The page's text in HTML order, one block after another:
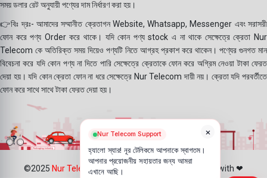
সময় ডলার রেট অনুযায়ী পণ্যের দাম নির্ধারণ করা হয়।
👉বিঃ দ্রঃ- আমাদের সম্মানীত ক্রেতাগন Website, Whatsapp, Messenger এবং সরাসরী
ফোন করে পণ্য Order করে থাকে। যদি কোন পণ্য stock এ না থাকে সেক্ষেত্রে ক্রেতা Nur
Telecom কে অতিরিক্ত সময় দিয়েও পণ্যটি নিতে আগ্রহ প্রকাশ করে থাকেন। পণ্যের গুনগত মান
বিবেচনা করে যদি কোন পণ্য না দিতে পারি সেক্ষেত্রে ক্রেতাকে ফোন করে অগ্রিম নেওয়া টাকা ফেরত
দেয়া হয়। যদি কোন ক্রেতা ফোন না ধরে সেক্ষেত্রে Nur Telecom দায়ী নয়। ক্রেতা যদি পরবর্তীতে
ফোন করে সাথে সাথে টাকা ফেরত দেয়া হয়।
©2025 Nur Telecom- All Rights Reserved || Created with ❤
×
Nur Telecom Support
হ্যালো স্যার! নূর টেলিকমে আপনাকে স্বাগতম।
আপনার প্রয়োজনীয় সহায়তার জন্য আমরা
এখানে আছি।